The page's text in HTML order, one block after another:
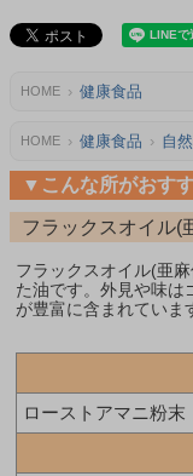
HOME 健康食品
HOME 健康食品 自
▼こんな所がおす
フラックスオイル(
フラックスオイル(亜
た油です。外見や味は
が豊富に含まれていま
ローストアマニ粉